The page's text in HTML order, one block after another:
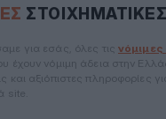
ΣΤΟΙΧΗΜΑΤΙΚΈΣ
για εσάς, όλες τις νόμιμες
έχουν νόμιμη άδεια στην
και αξιόπιστες πληροφορίες
site.